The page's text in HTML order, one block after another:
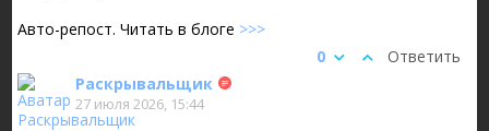
Авто-репост. Читать в блоге >>>
Ответить
0
Раскрывальщик
27 июля 2026, 15:44